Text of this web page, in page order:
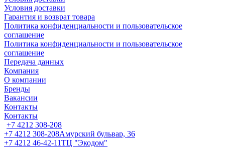
Условия доставки
Гарантия и возврат товара
Политика конфиденциальности и пользовательское
соглашение
Политика конфиденциальности и пользовательское
соглашение
Передача данных
Компания
О компании
Бренды
Вакансии
Контакты
Контакты
+7 4212 308-208
+7 4212 308-208Амурский бульвар, 36
+7 4212 46-42-11ТЦ "Экодом"